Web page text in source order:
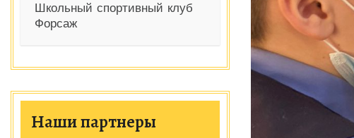
Школьный спортивный клуб
Форсаж
Наши партнеры